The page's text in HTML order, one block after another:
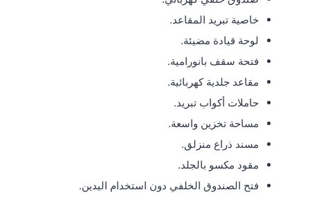
خاصية تبريد المقاعد.
لوحة قيادة مضيئة.
فتحة سقف بانورامية.
مقاعد جلدية كهربائية.
حاملات أكواب تبريد.
مساحة تخزين واسعة.
مسند ذراع منزلق.
مقود مكسو بالجلد.
فتح الصندوق الخلفي دون استخدام اليدين.